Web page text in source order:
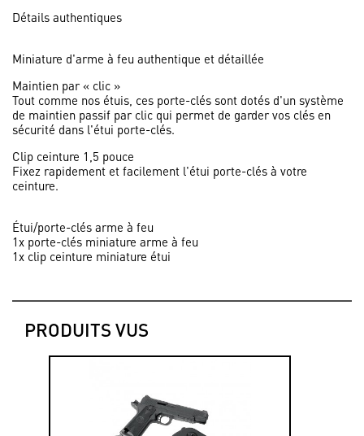
Détails authentiques
Miniature d'arme à feu authentique et détaillée
Maintien par « clic »
Tout comme nos étuis, ces porte-clés sont dotés d'un système
de maintien passif par clic qui permet de garder vos clés en
sécurité dans l'étui porte-clés.
Clip ceinture 1,5 pouce
Fixez rapidement et facilement l'étui porte-clés à votre
ceinture.
Étui/porte-clés arme à feu
1x porte-clés miniature arme à feu
1x clip ceinture miniature étui
PRODUITS VUS